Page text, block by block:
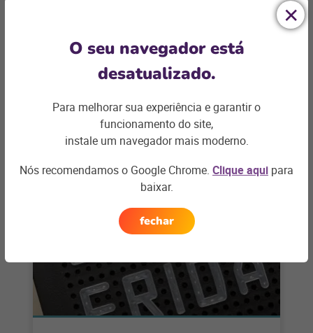
Primeiros passos para abrir um
restaurante de sucesso
Abrir um restaurante é um sonho para muitos
empreendedores apaixonados pela culinária e pelo
serviço de alimentação. Considerando que,
+ saiba mais
O seu navegador está
desatualizado.
Para melhorar sua experiência e garantir o
funcionamento do site,
instale um navegador mais moderno.
Nós recomendamos o Google Chrome. Clique aqui para
baixar.
fechar